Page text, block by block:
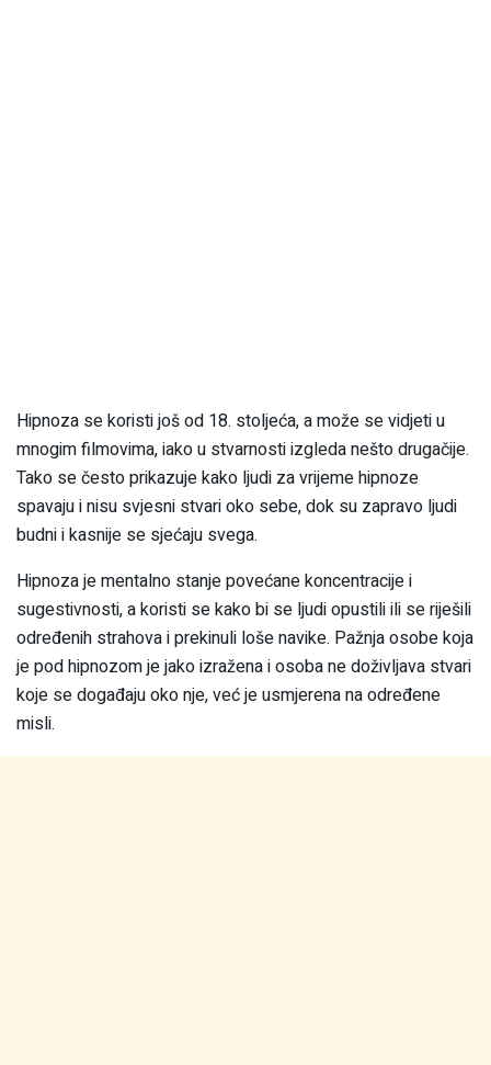
Hipnoza se koristi još od 18. stoljeća, a može se vidjeti u
mnogim filmovima, iako u stvarnosti izgleda nešto drugačije.
Tako se često prikazuje kako ljudi za vrijeme hipnoze
spavaju i nisu svjesni stvari oko sebe, dok su zapravo ljudi
budni i kasnije se sjećaju svega.
Hipnoza je mentalno stanje povećane koncentracije i
sugestivnosti, a koristi se kako bi se ljudi opustili ili se riješili
određenih strahova i prekinuli loše navike. Pažnja osobe koja
je pod hipnozom je jako izražena i osoba ne doživljava stvari
koje se događaju oko nje, već je usmjerena na određene
misli.